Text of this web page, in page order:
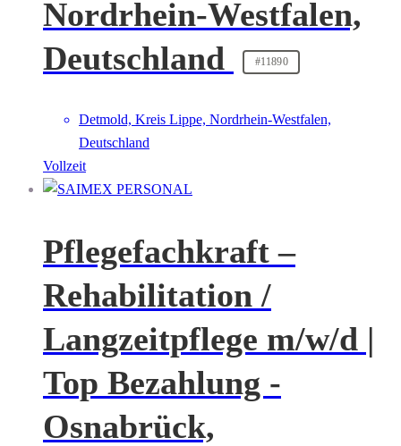
Nordrhein-Westfalen,
Deutschland
#11890
Detmold, Kreis Lippe, Nordrhein-Westfalen,
Deutschland
Vollzeit
Pflegefachkraft –
Rehabilitation /
Langzeitpflege m/w/d |
Top Bezahlung -
Osnabrück,